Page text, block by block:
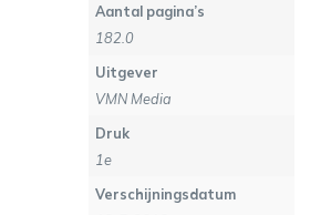
Aantal pagina’s
182.0
Uitgever
VMN Media
Druk
1e
Verschijningsdatum